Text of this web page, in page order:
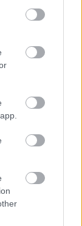
estiva
03.0